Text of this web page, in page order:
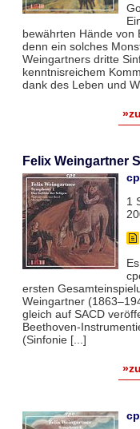
bewährten Hände von
denn ein solches
Weingartners dritte
kenntnisreichem
dank des Leben und
Felix Weingartner
1
ersten
Weingartner
gleich auf SACD
Beethoven-
(Sinfonie [...]